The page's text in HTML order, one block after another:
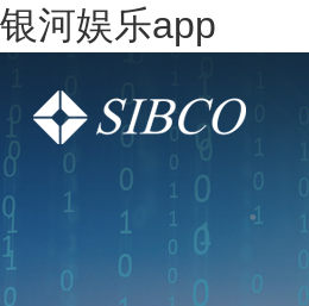
银河娱乐app